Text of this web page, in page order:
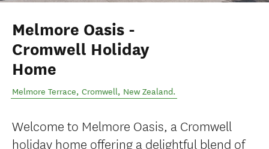
Melmore Oasis -
Cromwell Holiday
Home
Melmore Terrace, Cromwell, New Zealand.
Welcome to Melmore Oasis, a Cromwell
holiday home offering a delightful blend of